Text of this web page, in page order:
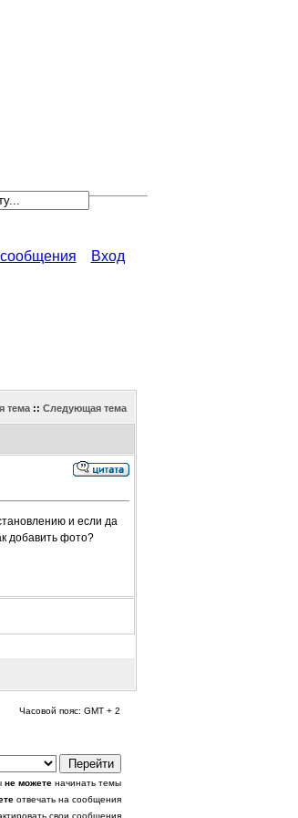
Вход
тема:: Следующая тема
и если да
добавить фото?
Часовой пояс: GMT + 2
не можете начинать темы
отвечать на сообщения
свои сообщения